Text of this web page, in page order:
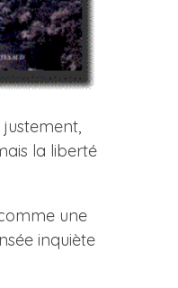
la liberté
une
inquiète